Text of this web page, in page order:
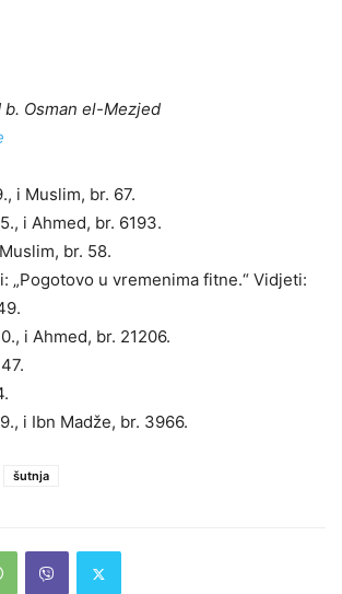
b. Osman el-Mezjed
i Muslim, br. 67.
i Ahmed, br. 6193.
br. 58.
„Pogotovo u vremenima fitne.“ Vidjeti:
i Ahmed, br. 21206.
i Ibn Madže, br. 3966.
šutnja